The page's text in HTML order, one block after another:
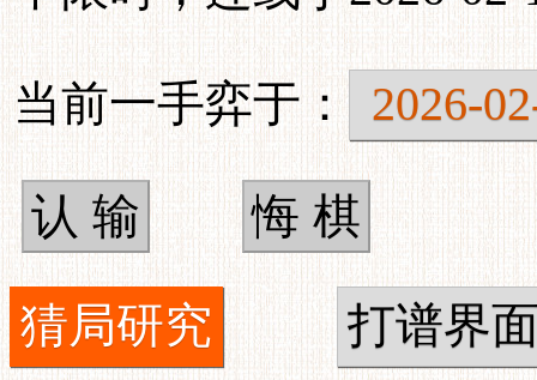
当前一手弈于： 2026-
猜局研究 打谱界